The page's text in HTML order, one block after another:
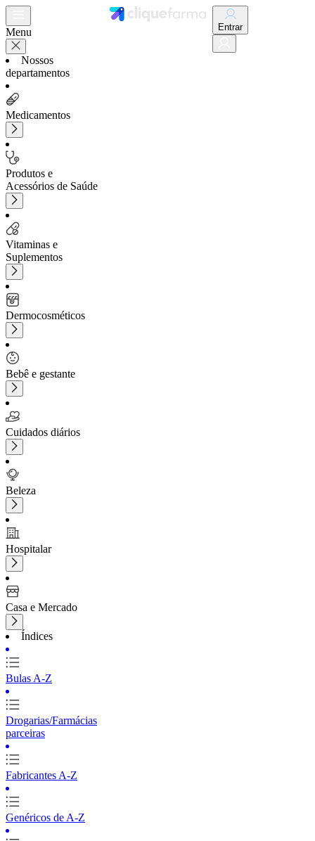
Menu
Nossos
departamentos
Medicamentos
Produtos e
Acessórios de Saúde
Vitaminas e
Suplementos
Dermocosméticos
Bebê e gestante
Cuidados diários
Beleza
Hospitalar
Casa e Mercado
Índices
Bulas A-Z
Drogarias/Farmácias
parceiras
Fabricantes A-Z
Genéricos de A-Z
Entrar